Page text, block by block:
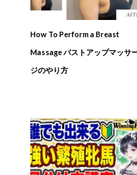
How To Perform a Breast
Massage バストアップマッサ
ジのやり方